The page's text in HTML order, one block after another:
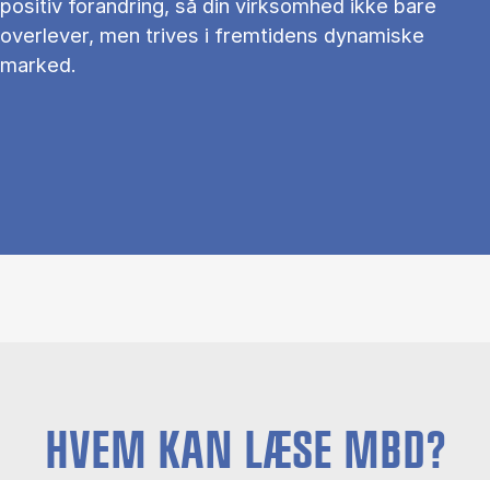
positiv forandring, så din virksomhed ikke bare
overlever, men trives i fremtidens dynamiske
marked.
HVEM KAN LÆSE MBD?